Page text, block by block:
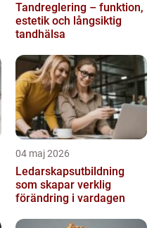
Tandreglering – funktion,
estetik och långsiktig
tandhälsa
04 maj 2026
Ledarskapsutbildning
som skapar verklig
förändring i vardagen